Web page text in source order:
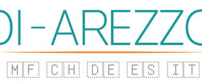
🇲🇫 🇨🇭 🇩🇪 🇪🇸 🇮🇹